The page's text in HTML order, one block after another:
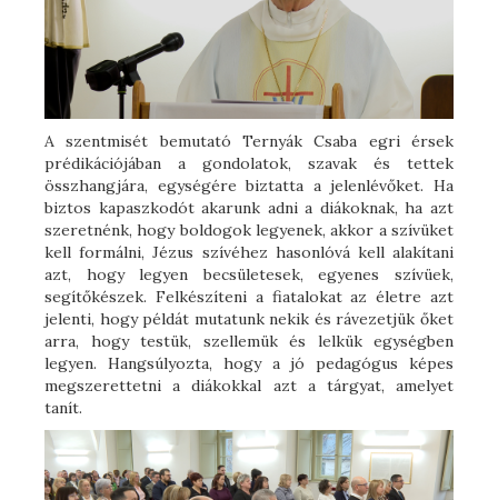
A szentmisét bemutató Ternyák Csaba egri érsek
prédikációjában a gondolatok, szavak és tettek
összhangjára, egységére biztatta a jelenlévőket. Ha
biztos kapaszkodót akarunk adni a diákoknak, ha azt
szeretnénk, hogy boldogok legyenek, akkor a szívüket
kell formálni, Jézus szívéhez hasonlóvá kell alakítani
azt, hogy legyen becsületesek, egyenes szívüek,
segítőkészek. Felkészíteni a fiatalokat az életre azt
jelenti, hogy példát mutatunk nekik és rávezetjük őket
arra, hogy testük, szellemük és lelkük egységben
legyen. Hangsúlyozta, hogy a jó pedagógus képes
megszerettetni a diákokkal azt a tárgyat, amelyet
tanít.